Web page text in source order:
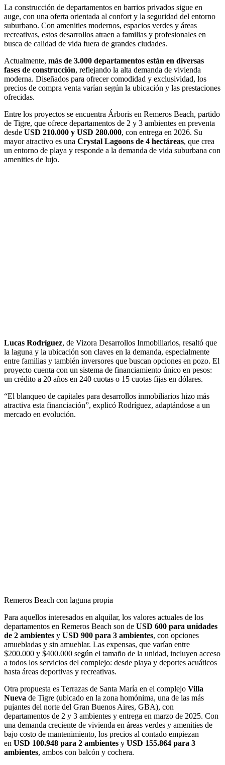
La construcción de departamentos en barrios privados sigue en
auge, con una oferta orientada al confort y la seguridad del entorno
suburbano. Con amenities modernos, espacios verdes y áreas
recreativas, estos desarrollos atraen a familias y profesionales en
busca de calidad de vida fuera de grandes ciudades.
Actualmente, más de 3.000 departamentos están en diversas
fases de construcción, reflejando la alta demanda de vivienda
moderna. Diseñados para ofrecer comodidad y exclusividad, los
precios de compra venta varían según la ubicación y las prestaciones
ofrecidas.
Entre los proyectos se encuentra Árboris en Remeros Beach, partido
de Tigre, que ofrece departamentos de 2 y 3 ambientes en preventa
desde USD 210.000 y USD 280.000, con entrega en 2026. Su
mayor atractivo es una Crystal Lagoons de 4 hectáreas, que crea
un entorno de playa y responde a la demanda de vida suburbana con
amenities de lujo.
Lucas Rodríguez, de Vizora Desarrollos Inmobiliarios, resaltó que
la laguna y la ubicación son claves en la demanda, especialmente
entre familias y también inversores que buscan opciones en pozo. El
proyecto cuenta con un sistema de financiamiento único en pesos:
un crédito a 20 años en 240 cuotas o 15 cuotas fijas en dólares.
“El blanqueo de capitales para desarrollos inmobiliarios hizo más
atractiva esta financiación”, explicó Rodríguez, adaptándose a un
mercado en evolución.
Remeros Beach con laguna propia
Para aquellos interesados en alquilar, los valores actuales de los
departamentos en Remeros Beach son de USD 600 para unidades
de 2 ambientes y USD 900 para 3 ambientes, con opciones
amuebladas y sin amueblar. Las expensas, que varían entre
$200.000 y $400.000 según el tamaño de la unidad, incluyen acceso
a todos los servicios del complejo: desde playa y deportes acuáticos
hasta áreas deportivas y recreativas.
Otra propuesta es Terrazas de Santa María en el complejo Villa
Nueva de Tigre (ubicado en la zona homónima, una de las más
pujantes del norte del Gran Buenos Aires, GBA), con
departamentos de 2 y 3 ambientes y entrega en marzo de 2025. Con
una demanda creciente de vivienda en áreas verdes y amenities de
bajo costo de mantenimiento, los precios al contado empiezan
en USD 100.948 para 2 ambientes y USD 155.864 para 3
ambientes, ambos con balcón y cochera.